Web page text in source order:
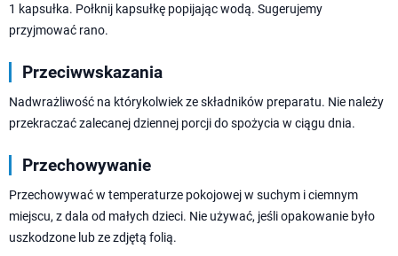
1 kapsułka. Połknij kapsułkę popijając wodą. Sugerujemy
przyjmować rano.
Przeciwwskazania
Nadwrażliwość na którykolwiek ze składników preparatu. Nie należy
przekraczać zalecanej dziennej porcji do spożycia w ciągu dnia.
Przechowywanie
Przechowywać w temperaturze pokojowej w suchym i ciemnym
miejscu, z dala od małych dzieci. Nie używać, jeśli opakowanie było
uszkodzone lub ze zdjętą folią.